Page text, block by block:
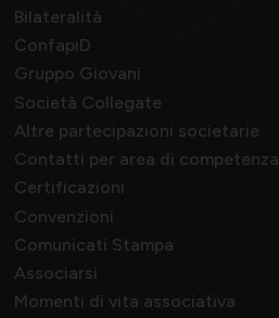
Bilateralità
ConfapiD
Gruppo Giovani
Società Collegate
Altre partecipazioni societarie
Contatti per area di competenza
Certificazioni
Convenzioni
Comunicati Stampa
Associarsi
Momenti di vita associativa